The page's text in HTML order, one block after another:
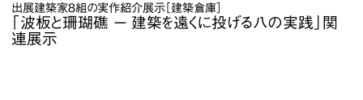
出展建築家8組の実作紹介展示［建築倉庫］
「波板と珊瑚礁 ー 建築を遠くに投げる八の実践」関
連展示